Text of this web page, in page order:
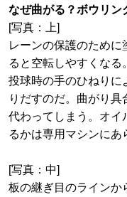
なぜ曲がる？ボウリン
[写真：上]
レーンの保護のために
ると空転しやすくなる
投球時の手のひねりに
りだすのだ。曲がり
代わってしまう。オイ
るかは専用マシンにあ
[写真：中]
板の継ぎ目のラインか